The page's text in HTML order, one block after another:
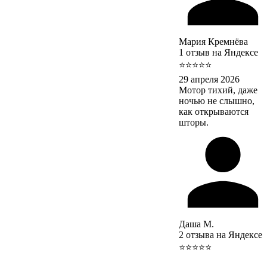
Мария Кремнёва
1 отзыв на Яндексе
⭐⭐⭐⭐⭐
29 апреля 2026
Мотор тихий, даже
ночью не слышно,
как открываются
шторы.
Даша М.
2 отзыва на Яндексе
⭐⭐⭐⭐⭐